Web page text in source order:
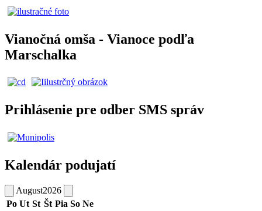
Vianočná omša - Vianoce podľa
Marschalka
Prihlásenie pre odber SMS správ
Kalendár podujatí
August2026
Po Ut St Št Pia So Ne